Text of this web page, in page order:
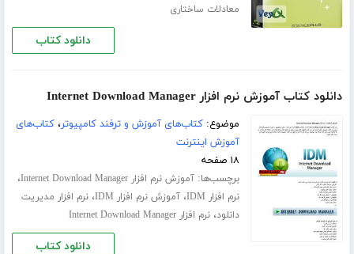
معادلات ساختاری
دانلود کتاب
دانلود کتاب آموزش نرم افزار Internet Download Manager
موضوع:کتاب‌های آموزش و ترفند کامپیوتر،کتاب‌های
آموزش اینترنت
۱۸ صفحه
برچسب‌ها:آموزش نرم افزار Internet Download Manager ،
نرم افزار IDM ،آموزش نرم افزار IDM ،نرم افزار مدیریت
دانلود،نرم افزار Internet Download Manager
دانلود کتاب